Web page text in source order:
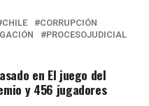
CHILE
CORRUPCIÓN
PROCESOJUDICIAL
en El juego del
y 456 jugadores